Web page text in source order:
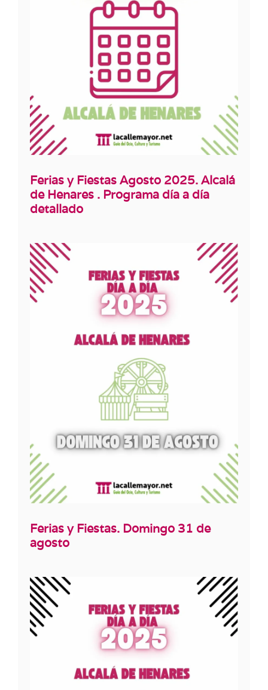
Ferias y Fiestas Agosto 2025. Alcalá
de Henares . Programa día a día
detallado
Ferias y Fiestas. Domingo 31 de
agosto